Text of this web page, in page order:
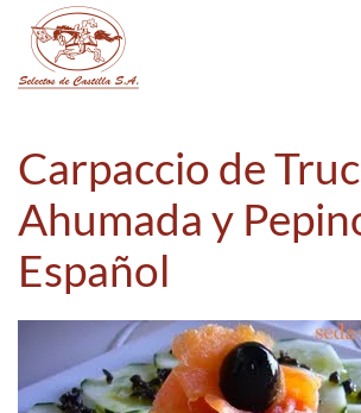
Skip to main content
Carpaccio de
Ahumada y
Español